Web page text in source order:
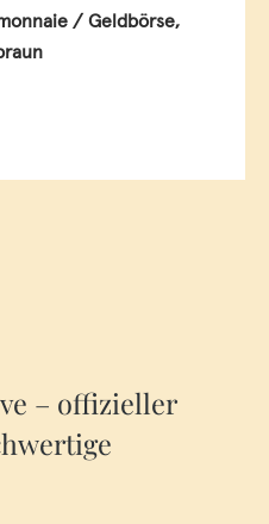
/ Geldbörse,
– offizieller